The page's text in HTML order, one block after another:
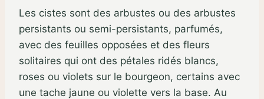
Les cistes sont des arbustes ou des arbustes
persistants ou semi-persistants, parfumés,
avec des feuilles opposées et des fleurs
solitaires qui ont des pétales ridés blancs,
roses ou violets sur le bourgeon, certains avec
une tache jaune ou violette vers la base. Au